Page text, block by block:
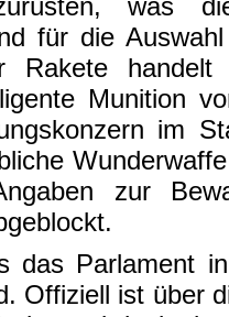
für die
Rakete
Munition
im
zur
das Parlament
Offiziell ist über